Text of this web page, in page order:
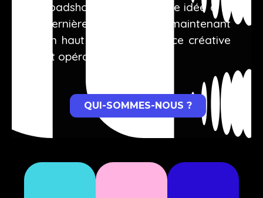
roadshow, de la première idée à la
dernière étape, tout en maintenant
un haut niveau d’exigence créative
et opérationnelle.
QUI-SOMMES-NOUS ?